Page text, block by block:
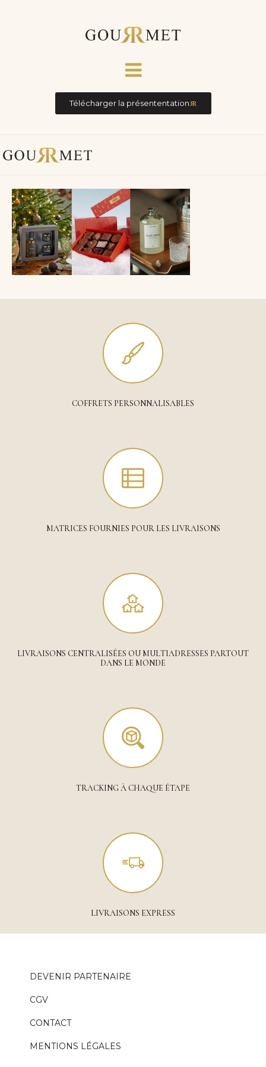
Télécharger la présententation
COFFRETS PERSONNALISABLES
MATRICES FOURNIES POUR LES LIVRAISONS
LIVRAISONS CENTRALISÉES OU MULTIADRESSES PARTOUT
DANS LE MONDE
TRACKING À CHAQUE ÉTAPE
LIVRAISONS EXPRESS
DEVENIR PARTENAIRE
CGV
CONTACT
MENTIONS LÉGALES